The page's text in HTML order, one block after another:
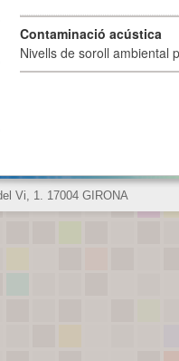
Contaminació acústica
Nivells de soroll ambiental
Vi, 1. 17004 GIRONA